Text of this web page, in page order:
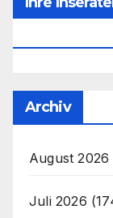
Archiv
August 2026
Juli 2026